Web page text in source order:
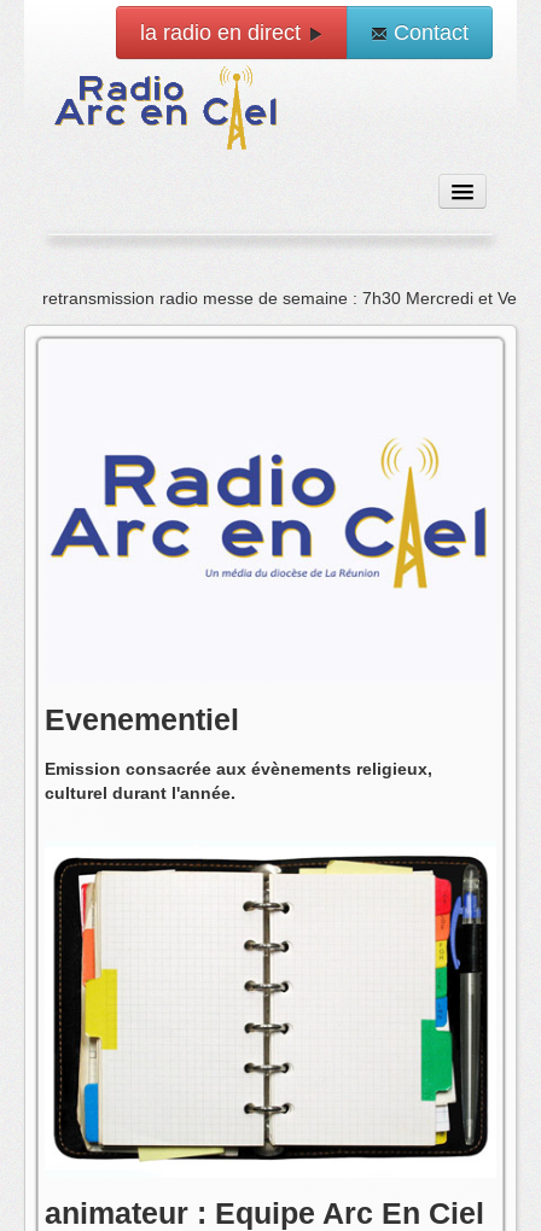
la radio en direct Contact
Accueil
Emissions
La radio
L'équipe
retransmission radio messe de semaine : 7h30 Mercredi et
Evenementiel
Emission consacrée aux évènements religieux,
culturel durant l'année.
animateur : Equipe Arc En Ciel